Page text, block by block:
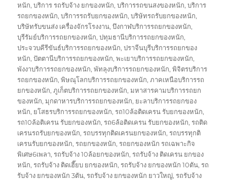
หนัก,บริการ รถรับจ้าง ยกของหนัก,บริการรถขนสงของหนัก,บริการ
รถยกของหนัก,บริการรถรับยกของหนัก,บริษัทรถรับยกของหนัก,
บริษัทรับขนส่ง เครื่องจักรโรงงาน,บึงกาฬบริการรถยกของหนัก,
บุรีรัมย์บริการรถยกของหนัก,ปทุมธานีบริการรถยกของหนัก,
ประจวบคีรีขันธ์บริการรถยกของหนัก,ปราจีนบุรีบริการรถยกของ
หนัก,ปัตตานีบริการรถยกของหนัก,พะเยาบริการรถยกของหนัก,
พังงาบริการรถยกของหนัก,พัทลุงบริการรถยกของหนัก,พิจิตรบริการ
รถยกของหนัก,พิษณุโลกบริการรถยกของหนัก,ภาคเหนือบริการรถ
ยกของหนัก,ภูเก็ตบริการรถยกของหนัก,มหาสารคามบริการรถยก
ของหนัก,มุกดาหารบริการรถยกของหนัก, ยะลาบริการรถยกของ
หนัก, ยโสธรบริการรถยกของหนัก,รถ10ล้อติดเครน รับยกของหนัก,
รถ10ล้อติเครน รับยกของหนัก,รถ6ล้อติดเครน รับยกของหนัก,รถติด
เครนรถรับยกของหนัก,รถบรรทุกติดเครนยกของหนัก,รถบรรทุกติ
เครนรับยกของหนัก,รถยกของหนัก,รถยกของหนัก รถเฉพาะกิจ
พิเศษ6เพลา,รถรับจ้าง 10ล้อยกของหนัก,รถรับจ้าง ติดเครน ยกของ
หนัก,รถรับจ้าง ติดเฮี๊ยบ ยกของหนัก,รถรับจ้าง ยกของหนัก 10ตัน,รถ
รับจ้าง ยกของหนัก 3ตัน,รถรับจ้าง ยกของหนัก ยาวใหญ่,รถรับจ้าง